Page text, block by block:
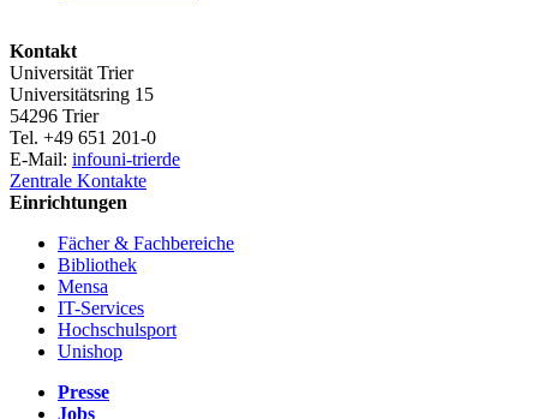
Kontakt
Universität Trier
Universitätsring 15
54296 Trier
Tel. +49 651 201-0
E-Mail: infouni-trierde
Zentrale Kontakte
Einrichtungen
Fächer & Fachbereiche
Bibliothek
Mensa
IT-Services
Hochschulsport
Unishop
Presse
Jobs